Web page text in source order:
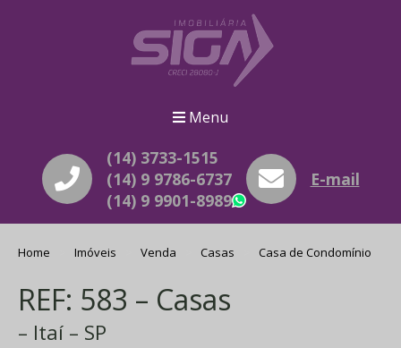
Menu
(14) 3733-1515
(14) 9 9786-6737
(14) 9 9901-8989
WhatsApp
E-mail
Home Imóveis Venda Casas Casa de Condomínio
REF: 583 – Casas
– Itaí – SP